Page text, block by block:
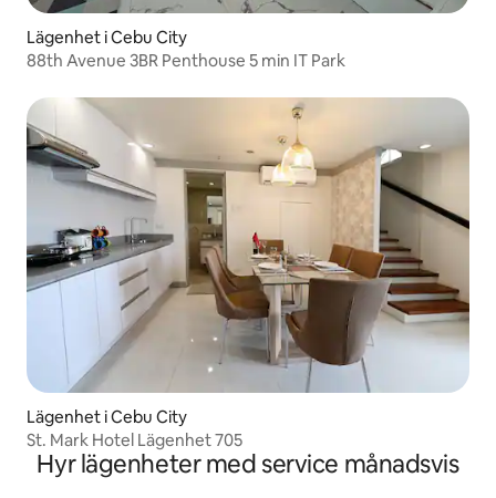
Lägenhet i Cebu City
88th Avenue 3BR Penthouse 5 min IT Park
Lägenhet i Cebu City
St. Mark Hotel Lägenhet 705
Hyr lägenheter med service månadsvis